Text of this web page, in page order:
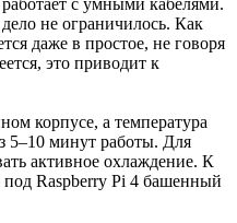
не ограничилось. Как
даже в простое, не говоря
это приводит к
корпусе, а температура
5–10 минут работы. Для
активное охлаждение. К
Raspberry Pi 4 башенный